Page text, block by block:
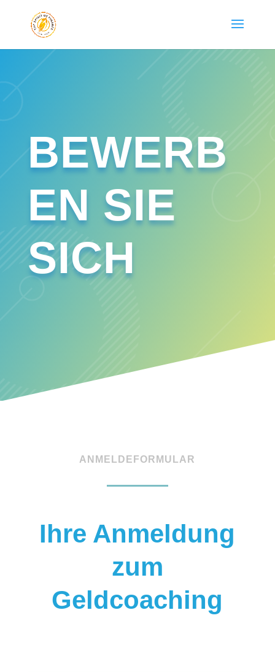
BEWERB
EN SIE
SICH
ANMELDEFORMULAR
Ihre Anmeldung
zum
Geldcoaching